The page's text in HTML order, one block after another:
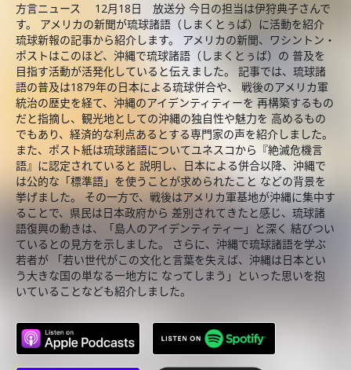
方言ニュース 12月18日 放送分 今日の担当は伊狩典子さんで
す。 アメリカの新聞が琉球諸語（しまくとぅば）に活動を紹介
琉球新報の記事から紹介します。 アメリカの新聞、ワシントン・
ポストはこのほど、沖縄で琉球諸語（しまくとぅば）の 普及を
目指す活動が活発化していると伝えました。 記事では、琉球諸
語の普及は1879年の日本による琉球併合や、 戦後のアメリカ軍
統治の歴史を経て、沖縄のアイデンティティーを 再構築するもの
だと指摘し、観光地としての沖縄の独自性や魅力を 高めるもの
でもあり、経済的な利点あるとする専門家の声を紹介しました。
また、ポスト紙は琉球諸語についてユネスコから『絶滅危機言
語』に認定されていると 説明し、日本による併合以降、沖縄で
は公的な「標準語」を使うことが求められたこと などの背景を
挙げました。 その一方で、戦後はアメリカ軍基地が沖縄に集中す
ることで、県民は日本政府から 差別されてきたと感じ、琉球諸
語復興の動きは、「島人のアイデンティティー」と深く 結びつい
ているとの見方を示しました。 さらに、沖縄で琉球諸語を学ぶ
若者が 「若い世代がこの文化と言葉を失えば、沖縄は日本とい
う大きな国の単なる一地方に なってしまう」といった思いを抱
いていることなども紹介しました。